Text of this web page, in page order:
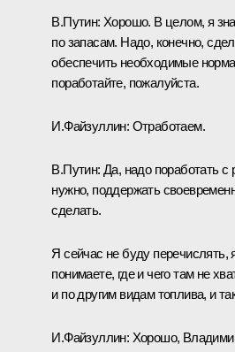
В.Путин: Хорошо. В целом, я
по запасам. Надо, конечно,
обеспечить необходимые
поработайте, пожалуйста.
И.Файзуллин: Отработаем.
В.Путин: Да, надо поработать с
нужно, поддержать
сделать.
Я сейчас не буду
понимаете, где и чего там не
и по другим видам топлива, и
И.Файзуллин: Хорошо,